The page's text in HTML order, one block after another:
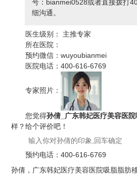
号：bianmei0528或者直接拨打
细沟通。
医生级别：
主推专家
所在医院：
预约微信：wuyoubianmei
医院电话：400-616-6769
专家照片：
您觉得孙倩_广东韩妃医疗美容医
样？给个评价吧！
预约电话：400-616-6769
孙倩，广东韩妃医疗美容医院吸脂脂肪